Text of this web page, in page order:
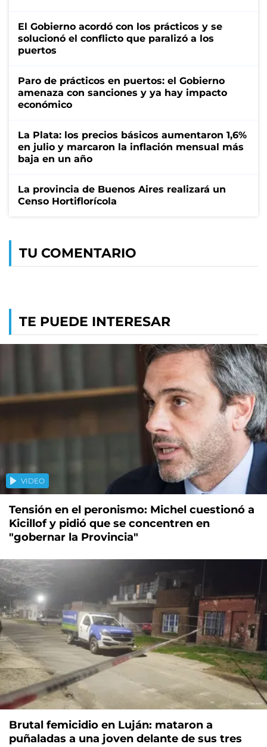
El Gobierno acordó con los prácticos y se
solucionó el conflicto que paralizó a los
puertos
Paro de prácticos en puertos: el Gobierno
amenaza con sanciones y ya hay impacto
económico
La Plata: los precios básicos aumentaron 1,6%
en julio y marcaron la inflación mensual más
baja en un año
La provincia de Buenos Aires realizará un
Censo Hortiflorícola
TU COMENTARIO
TE PUEDE INTERESAR
VIDEO
Tensión en el peronismo: Michel cuestionó a
Kicillof y pidió que se concentren en
"gobernar la Provincia"
Brutal femicidio en Luján: mataron a
puñaladas a una joven delante de sus tres